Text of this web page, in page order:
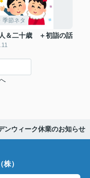
季節ネタ
＆二十歳 ＋初詣の話
ンウィーク休業のお知らせ
）